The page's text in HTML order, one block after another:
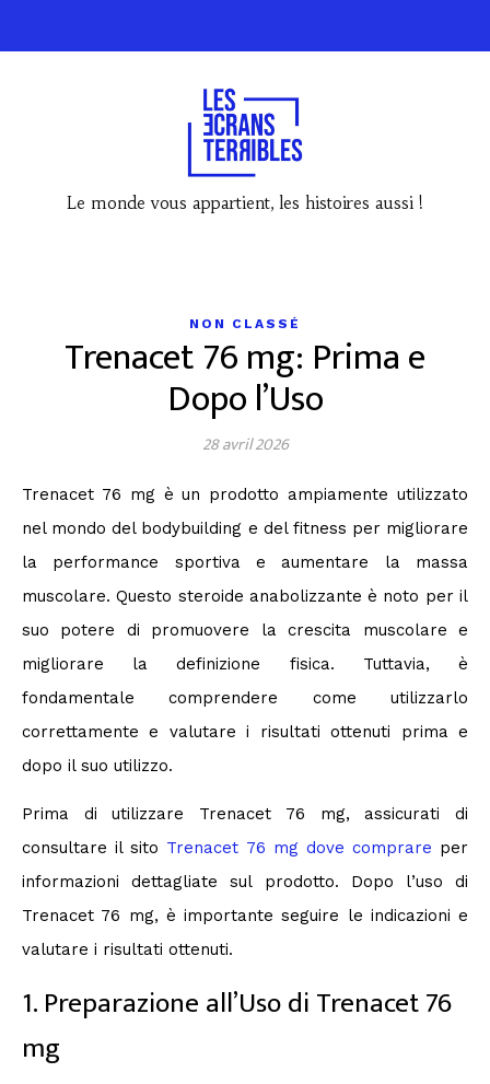
Le monde vous appartient, les histoires aussi !
NON CLASSÉ
Trenacet 76 mg: Prima e
Dopo l’Uso
28 avril 2026
Trenacet 76 mg è un prodotto ampiamente utilizzato
nel mondo del bodybuilding e del fitness per migliorare
la performance sportiva e aumentare la massa
muscolare. Questo steroide anabolizzante è noto per il
suo potere di promuovere la crescita muscolare e
migliorare la definizione fisica. Tuttavia, è
fondamentale comprendere come utilizzarlo
correttamente e valutare i risultati ottenuti prima e
dopo il suo utilizzo.
Prima di utilizzare Trenacet 76 mg, assicurati di
consultare il sito Trenacet 76 mg dove comprare per
informazioni dettagliate sul prodotto. Dopo l’uso di
Trenacet 76 mg, è importante seguire le indicazioni e
valutare i risultati ottenuti.
1. Preparazione all’Uso di Trenacet 76
mg